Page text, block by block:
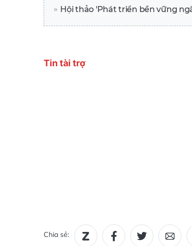
Hội thảo 'Phát triển bền vững
Chia sẻ: